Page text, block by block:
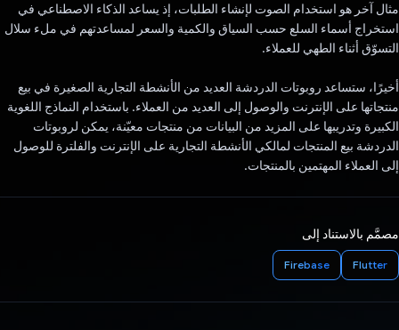
مثال آخر هو استخدام الصوت لإنشاء الطلبات، إذ يساعد الذكاء الاصطناعي في
استخراج أسماء السلع حسب السياق والكمية والسعر لمساعدتهم في ملء سلال
التسوّق أثناء الطهي للعملاء.
أخيرًا، ستساعد روبوتات الدردشة العديد من الأنشطة التجارية الصغيرة في بيع
منتجاتها على الإنترنت والوصول إلى العديد من العملاء. باستخدام النماذج اللغوية
الكبيرة وتدريبها على المزيد من البيانات من منتجات معيّنة، يمكن لروبوتات
الدردشة بيع المنتجات لمالكي الأنشطة التجارية على الإنترنت والفلترة للوصول
إلى العملاء المهتمين بالمنتجات.
مصمَّم بالاستناد إلى
Flutter
Firebase